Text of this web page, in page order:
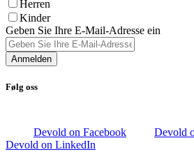
Herren
Kinder
Geben Sie Ihre E-Mail-Adresse ein
Anmelden
Følg oss
Devold on Facebook
Devold
Devold on LinkedIn